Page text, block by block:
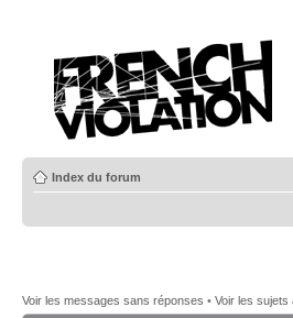
Index du forum
Voir les messages sans réponses • Voir les sujets